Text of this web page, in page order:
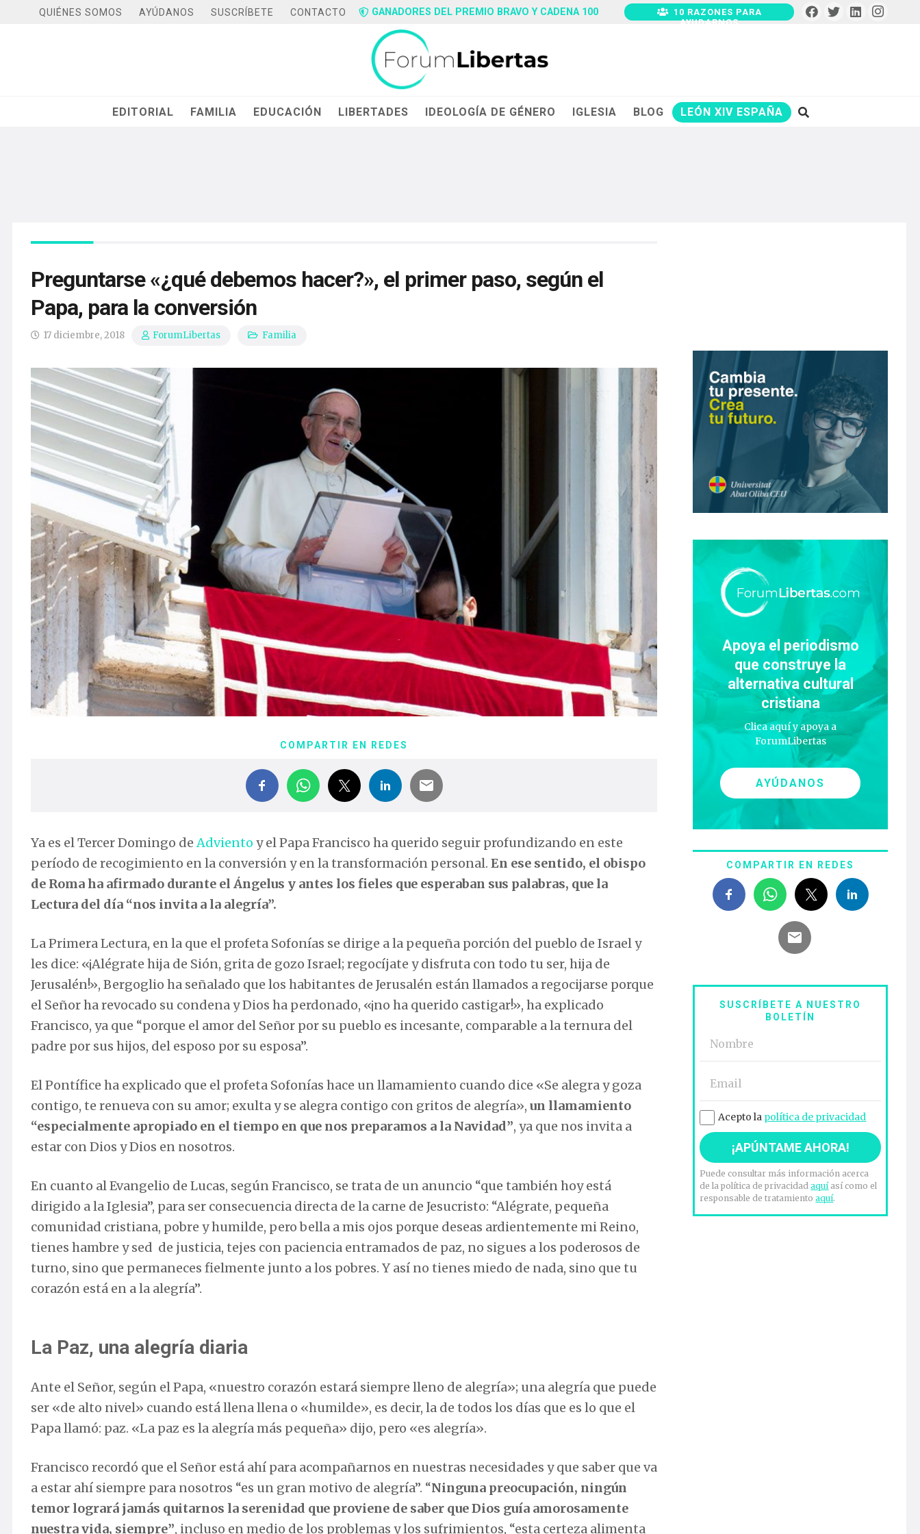
QUIÉNES SOMOS AYÚDANOS SUSCRÍBETE CONTACTO GANADORES DEL PREMIO BRAVO Y CADENA 100
10 RAZONES PARA
AYUDARNOS
EDITORIAL FAMILIA EDUCACIÓN LIBERTADES IDEOLOGÍA DE GÉNERO IGLESIA BLOG LEÓN XIV ESPAÑA
Preguntarse «¿qué debemos hacer?», el primer paso, según el
Papa, para la conversión
17 diciembre, 2018 ForumLibertas Familia
COMPARTIR EN REDES
Ya es el Tercer Domingo de Adviento y el Papa Francisco ha querido seguir profundizando en este
período de recogimiento en la conversión y en la transformación personal. En ese sentido, el obispo
de Roma ha afirmado durante el Ángelus y antes los fieles que esperaban sus palabras, que la
Lectura del día “nos invita a la alegría”.
La Primera Lectura, en la que el profeta Sofonías se dirige a la pequeña porción del pueblo de Israel y
les dice: «¡Alégrate hija de Sión, grita de gozo Israel; regocíjate y disfruta con todo tu ser, hija de
Jerusalén!», Bergoglio ha señalado que los habitantes de Jerusalén están llamados a regocijarse porque
el Señor ha revocado su condena y Dios ha perdonado, «¡no ha querido castigar!», ha explicado
Francisco, ya que “porque el amor del Señor por su pueblo es incesante, comparable a la ternura del
padre por sus hijos, del esposo por su esposa”.
El Pontífice ha explicado que el profeta Sofonías hace un llamamiento cuando dice «Se alegra y goza
contigo, te renueva con su amor; exulta y se alegra contigo con gritos de alegría», un llamamiento
“especialmente apropiado en el tiempo en que nos preparamos a la Navidad”, ya que nos invita a
estar con Dios y Dios en nosotros.
En cuanto al Evangelio de Lucas, según Francisco, se trata de un anuncio “que también hoy está
dirigido a la Iglesia”, para ser consecuencia directa de la carne de Jesucristo: “Alégrate, pequeña
comunidad cristiana, pobre y humilde, pero bella a mis ojos porque deseas ardientemente mi Reino,
tienes hambre y sed de justicia, tejes con paciencia entramados de paz, no sigues a los poderosos de
turno, sino que permaneces fielmente junto a los pobres. Y así no tienes miedo de nada, sino que tu
corazón está en a la alegría”.
La Paz, una alegría diaria
Ante el Señor, según el Papa, «nuestro corazón estará siempre lleno de alegría»; una alegría que puede
ser «de alto nivel» cuando está llena llena o «humilde», es decir, la de todos los días que es lo que el
Papa llamó: paz. «La paz es la alegría más pequeña» dijo, pero «es alegría».
Francisco recordó que el Señor está ahí para acompañarnos en nuestras necesidades y que saber que va
a estar ahí siempre para nosotros “es un gran motivo de alegría”. “Ninguna preocupación, ningún
temor logrará jamás quitarnos la serenidad que proviene de saber que Dios guía amorosamente
nuestra vida, siempre”, incluso en medio de los problemas y los sufrimientos, “esta certeza alimenta
Apoya el periodismo
que construye la
alternativa cultural
cristiana
Clica aquí y apoya a
ForumLibertas
AYÚDANOS
COMPARTIR EN REDES
SUSCRÍBETE A NUESTRO
BOLETÍN
Acepto la política de privacidad
Puede consultar más información acerca
de la política de privacidadaquíasí como el
responsable de tratamientoaquí.